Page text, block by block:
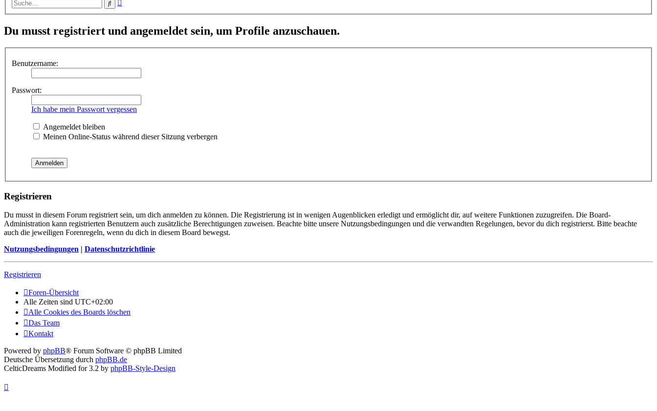
Suche
Du musst registriert und angemeldet sein, um Profile anzuschauen.
Benutzername:
Passwort:
Ich habe mein Passwort vergessen
Angemeldet bleiben
Meinen Online-Status während dieser Sitzung verbergen
Registrieren
Du musst in diesem Forum registriert sein, um dich anmelden zu können. Die Registrierung ist in wenigen Augenblicken erledigt und ermöglicht dir, auf weitere Funktionen zuzugreifen. Die Board-
Administration kann registrierten Benutzern auch zusätzliche Berechtigungen zuweisen. Beachte bitte unsere Nutzungsbedingungen und die verwandten Regelungen, bevor du dich registrierst. Bitte beachte
auch die jeweiligen Forenregeln, wenn du dich in diesem Board bewegst.
Nutzungsbedingungen | Datenschutzrichtlinie
Registrieren
Foren-Übersicht
Alle Zeiten sind UTC+02:00
Alle Cookies des Boards löschen
Das Team
Kontakt
Powered by phpBB® Forum Software © phpBB Limited
Deutsche Übersetzung durch phpBB.de
CelticDreams Modified for 3.2 by phpBB-Style-Design